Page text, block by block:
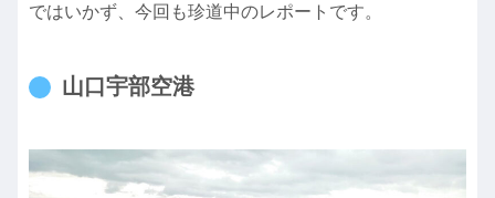
ではいかず、今回も珍道中のレポートです。
山口宇部空港